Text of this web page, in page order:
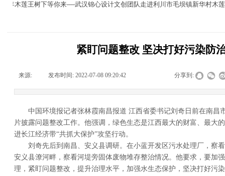
年木莲王树下等你来----武汉锦心设计文创团队走进利川市毛坝镇新华村木莲
紧盯问题整改 坚决打好污染防
来源: 发布时间: 2022-07-08 09:20:42 分享到:
中国环境报记者张林霞南昌报道 江西省委书记刘奇日前在南昌
片披露问题整改工作。他强调，绿色生态是江西最大的财富、最大
进长江经济带“共抓大保护”攻坚行动。
刘奇先后到南昌、安义县调研。在小蓝开发区污水处理厂，察
安义县潦河畔，察看河堤旁固体废物堆存整治情况。他要求，要加
理，紧盯问题整改，提升治理水平，加强水生态保护，坚决打好污